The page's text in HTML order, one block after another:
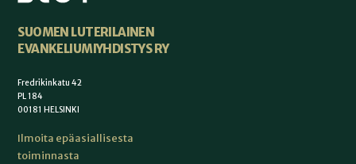
SUOMEN LUTERILAINEN
EVANKELIUMIYHDISTYS RY
Fredrikinkatu 42
PL 184
00181 HELSINKI
Ilmoita epäasiallisesta
toiminnasta